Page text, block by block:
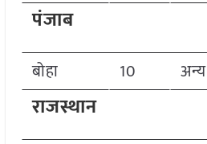
पंजाब
बोहा 10 अन्य
राजस्थान